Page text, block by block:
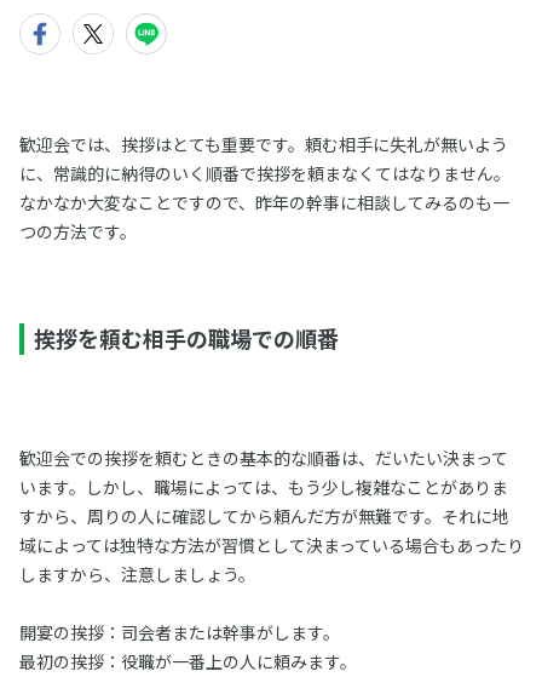
歓迎会では、挨拶はとても重要です。頼む相手に失礼が無いよう
に、常識的に納得のいく順番で挨拶を頼まなくてはなりません。
なかなか大変なことですので、昨年の幹事に相談してみるのも一
つの方法です。
挨拶を頼む相手の職場での順番
歓迎会での挨拶を頼むときの基本的な順番は、だいたい決まって
います。しかし、職場によっては、もう少し複雑なことがありま
すから、周りの人に確認してから頼んだ方が無難です。それに地
域によっては独特な方法が習慣として決まっている場合もあったり
しますから、注意しましょう。
開宴の挨拶：司会者または幹事がします。
最初の挨拶：役職が一番上の人に頼みます。